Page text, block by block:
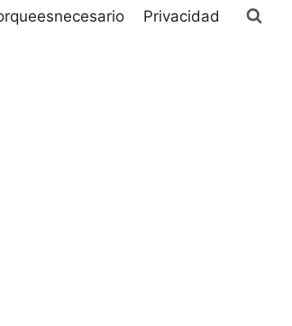
Privacidad